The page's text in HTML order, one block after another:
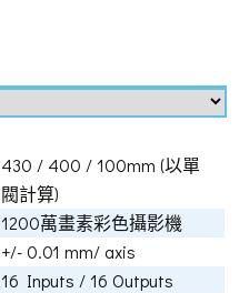
430 / 400 / 100mm (以單
閥計算)
1200萬畫素彩色攝影機
+/- 0.01 mm/ axis
16 Inputs / 16 Outputs